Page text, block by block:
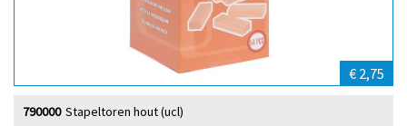
€ 2,75
Stapeltoren hout (ucl)
790000